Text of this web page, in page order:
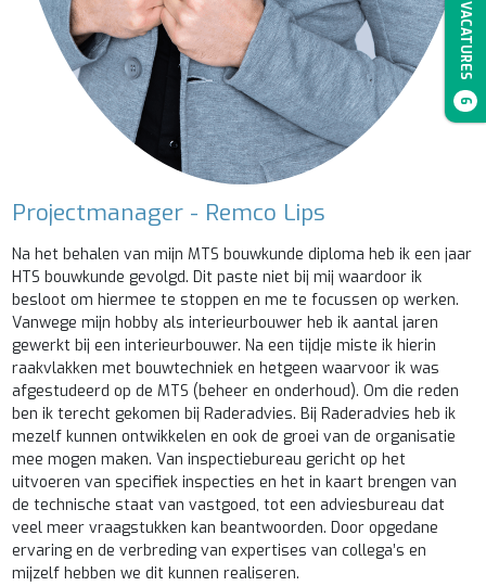
VACATURES
6
Projectmanager - Remco Lips
Na het behalen van mijn MTS bouwkunde diploma heb ik een jaar
HTS bouwkunde gevolgd. Dit paste niet bij mij waardoor ik
besloot om hiermee te stoppen en me te focussen op werken.
Vanwege mijn hobby als interieurbouwer heb ik aantal jaren
gewerkt bij een interieurbouwer. Na een tijdje miste ik hierin
raakvlakken met bouwtechniek en hetgeen waarvoor ik was
afgestudeerd op de MTS (beheer en onderhoud). Om die reden
ben ik terecht gekomen bij Raderadvies. Bij Raderadvies heb ik
mezelf kunnen ontwikkelen en ook de groei van de organisatie
mee mogen maken. Van inspectiebureau gericht op het
uitvoeren van specifiek inspecties en het in kaart brengen van
de technische staat van vastgoed, tot een adviesbureau dat
veel meer vraagstukken kan beantwoorden. Door opgedane
ervaring en de verbreding van expertises van collega’s en
mijzelf hebben we dit kunnen realiseren.